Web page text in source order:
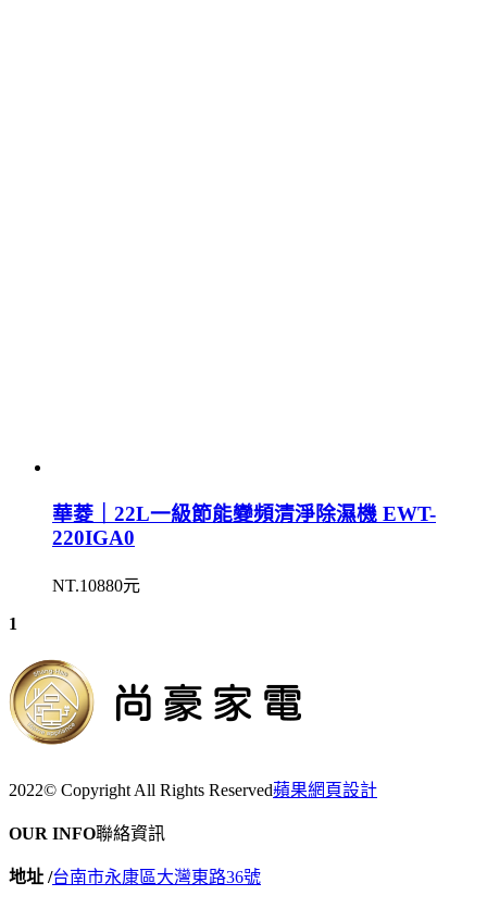
華菱｜22L一級節能變頻清淨除濕機 EWT-
220IGA0
NT.10880元
1
2022© Copyright All Rights Reserved蘋果網頁設計
OUR INFO聯絡資訊
地址 /台南市永康區大灣東路36號